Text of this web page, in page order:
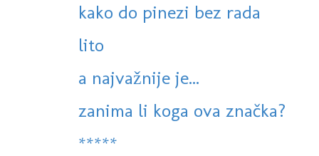
kako do pinezi bez rada
lito
a najvažnije je...
zanima li koga ova značka?
*****